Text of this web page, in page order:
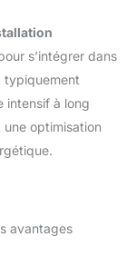
s’intégrer dans
typiquement
intensif à long
optimisation
avantages